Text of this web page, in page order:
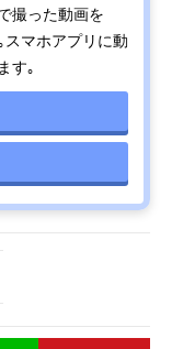
撮った動画を
マホアプリに動
す｡